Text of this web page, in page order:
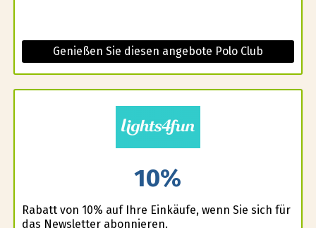
Genießen Sie diesen angebote Polo Club
10%
Rabatt von 10% auf Ihre Einkäufe, wenn Sie sich für
das Newsletter abonnieren.